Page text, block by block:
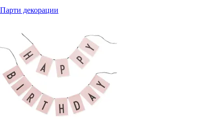
Парти декорации